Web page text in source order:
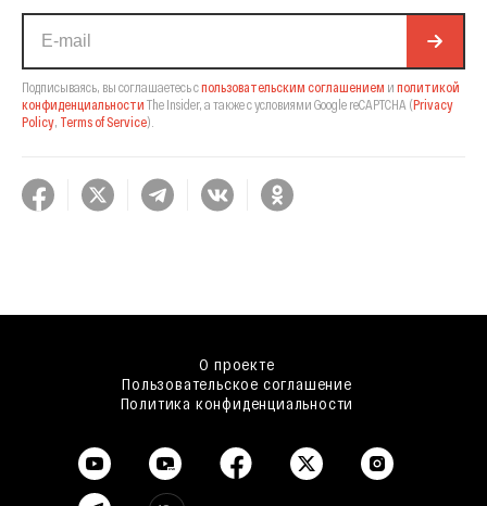
Подписываясь, вы соглашаетесь спользовательским соглашением и политикой
конфиденциальности The Insider, а также с условиями Google reCAPTCHA (Privacy
Policy, Terms of Service).
О проекте
Пользовательское соглашение
Политика конфиденциальности